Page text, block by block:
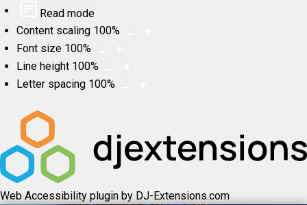
Read mode
Content scaling 100%
Font size 100%
Line height 100%
Letter spacing 100%
Web Accessibility plugin by DJ-Extensions.com